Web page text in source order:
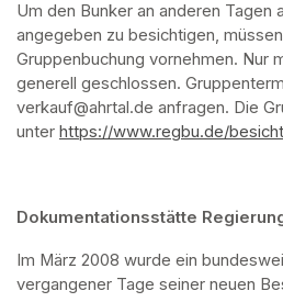
Um den Bunker an anderen Tagen
angegeben zu besichtigen,
Gruppenbuchung vornehmen. Nur
generell geschlossen.
verkauf@ahrtal.de anfragen. Die
unter https://www.regbu.de/
Dokumentationsstätte
Im März 2008 wurde ein
vergangener Tage seiner neuen